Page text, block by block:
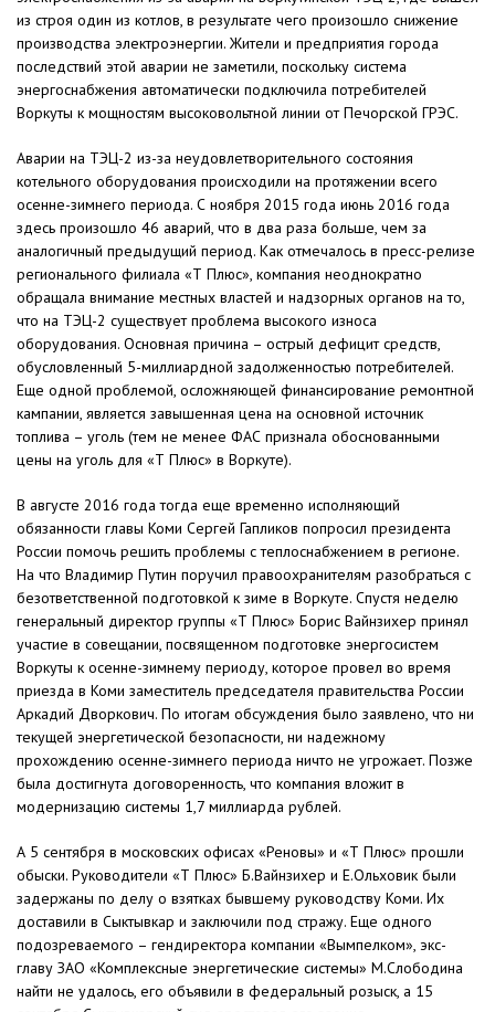
из строя один из котлов, в результате чего произошло снижение
производства электроэнергии. Жители и предприятия города
последствий этой аварии не заметили, поскольку система
энергоснабжения автоматически подключила потребителей
Воркуты к мощностям высоковольтной линии от Печорской ГРЭС.
Аварии на ТЭЦ-2 из-за неудовлетворительного состояния
котельного оборудования происходили на протяжении всего
осенне-зимнего периода. С ноября 2015 года июнь 2016 года
здесь произошло 46 аварий, что в два раза больше, чем за
аналогичный предыдущий период. Как отмечалось в пресс-релизе
регионального филиала «Т Плюс», компания неоднократно
обращала внимание местных властей и надзорных органов на то,
что на ТЭЦ-2 существует проблема высокого износа
оборудования. Основная причина – острый дефицит средств,
обусловленный 5-миллиардной задолженностью потребителей.
Еще одной проблемой, осложняющей финансирование ремонтной
кампании, является завышенная цена на основной источник
топлива – уголь (тем не менее ФАС признала обоснованными
цены на уголь для «Т Плюс» в Воркуте).
В августе 2016 года тогда еще временно исполняющий
обязанности главы Коми Сергей Гапликов попросил президента
России помочь решить проблемы с теплоснабжением в регионе.
На что Владимир Путин поручил правоохранителям разобраться с
безответственной подготовкой к зиме в Воркуте. Спустя неделю
генеральный директор группы «Т Плюс» Борис Вайнзихер принял
участие в совещании, посвященном подготовке энергосистем
Воркуты к осенне-зимнему периоду, которое провел во время
приезда в Коми заместитель председателя правительства России
Аркадий Дворкович. По итогам обсуждения было заявлено, что ни
текущей энергетической безопасности, ни надежному
прохождению осенне-зимнего периода ничто не угрожает. Позже
была достигнута договоренность, что компания вложит в
модернизацию системы 1,7 миллиарда рублей.
А 5 сентября в московских офисах «Реновы» и «Т Плюс» прошли
обыски. Руководители «Т Плюс» Б.Вайнзихер и Е.Ольховик были
задержаны по делу о взятках бывшему руководству Коми. Их
доставили в Сыктывкар и заключили под стражу. Еще одного
подозреваемого – гендиректора компании «Вымпелком», экс-
главу ЗАО «Комплексные энергетические системы» М.Слободина
найти не удалось, его объявили в федеральный розыск, а 15